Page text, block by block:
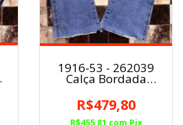
1916-53 - 262039
Calça Bordada
Flare Minuty
R$479,80